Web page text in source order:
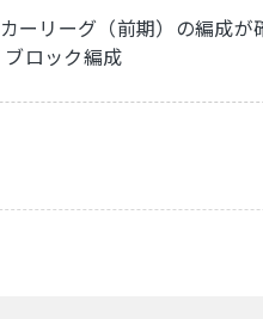
ーリーグ（前期）の編成が
ロック編成